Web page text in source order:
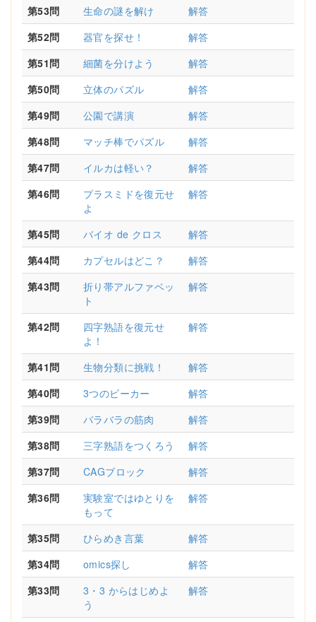
第53問
生命の謎を解け
解答
第52問
器官を探せ！
解答
第51問
細菌を分けよう
解答
第50問
立体のパズル
解答
第49問
公園で講演
解答
第48問
マッチ棒でパズル
解答
第47問
イルカは軽い？
解答
第46問
プラスミドを復元せ
よ
解答
第45問 バイオ de クロス
解答
第44問
カプセルはどこ？
解答
第43問
折り帯アルファベッ
ト
解答
第42問
四字熟語を復元せ
よ！
解答
第41問 生物分類に挑戦！
解答
第40問
3つのビーカー
解答
第39問
バラバラの筋肉
解答
第38問
三字熟語をつくろう
解答
第37問
CAGブロック
解答
第36問
実験室ではゆとりを
もって
解答
第35問 ひらめき言葉
解答
第34問
omics探し
解答
第33問
3・3 からはじめよ
う
解答